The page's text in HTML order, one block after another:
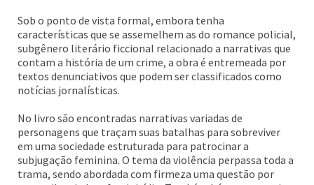
Sob o ponto de vista formal, embora tenha
características que se assemelhem as do romance policial,
subgênero literário ficcional relacionado a narrativas que
contam a história de um crime, a obra é entremeada por
textos denunciativos que podem ser classificados como
notícias jornalísticas.
No livro são encontradas narrativas variadas de
personagens que traçam suas batalhas para sobreviver
em uma sociedade estruturada para patrocinar a
subjugação feminina. O tema da violência perpassa toda a
trama, sendo abordada com firmeza uma questão por